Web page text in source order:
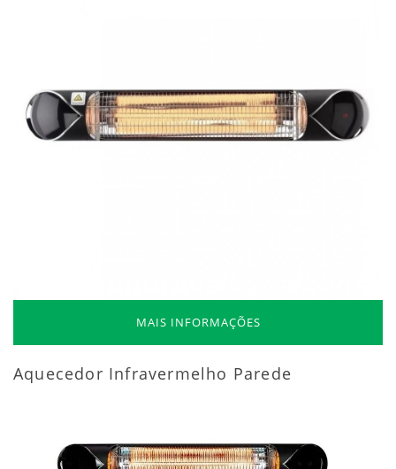
MAIS INFORMAÇÕES
Aquecedor Infravermelho Parede